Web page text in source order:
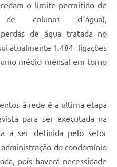
o limite permitido de
colunas d´água),
de água tratada no
atualmente 1.484 ligações
médio mensal em torno
à rede é a ultima etapa
para ser executada na
a ser definida pelo setor
do condomínio
pois haverá necessidade